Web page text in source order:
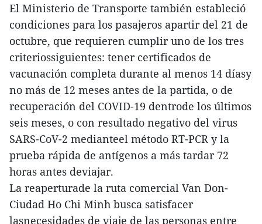
El Ministerio de Transporte también estableció
condiciones para los pasajeros apartir del 21 de
octubre, que requieren cumplir uno de los tres
criteriossiguientes: tener certificados de
vacunación completa durante al menos 14 díasy
no más de 12 meses antes de la partida, o de
recuperación del COVID-19 dentrode los últimos
seis meses, o con resultado negativo del virus
SARS-CoV-2 medianteel método RT-PCR y la
prueba rápida de antígenos a más tardar 72
horas antes deviajar.
La reaperturade la ruta comercial Van Don-
Ciudad Ho Chi Minh busca satisfacer
lasnecesidades de viaje de las personas entre